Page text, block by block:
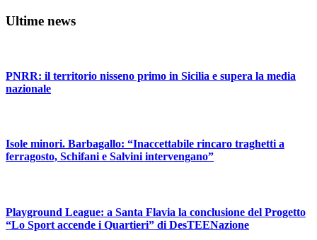
Ultime news
PNRR: il territorio nisseno primo in Sicilia e supera la media
nazionale
Isole minori. Barbagallo: “Inaccettabile rincaro traghetti a
ferragosto, Schifani e Salvini intervengano”
Playground League: a Santa Flavia la conclusione del Progetto
“Lo Sport accende i Quartieri” di DesTEENazione